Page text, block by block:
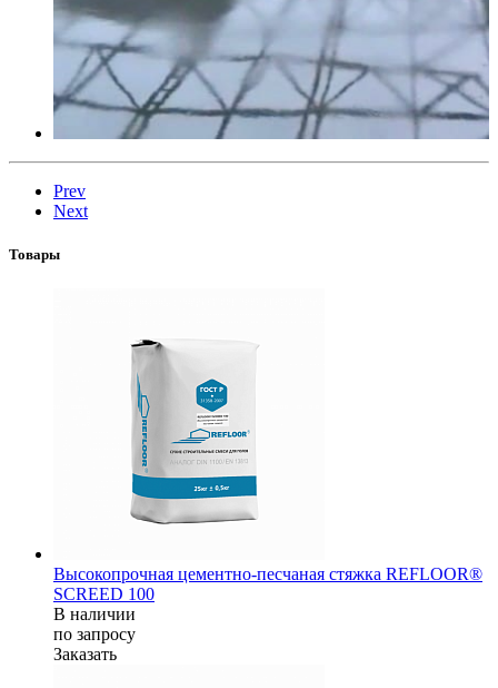
Prev
Next
Товары
Высокопрочная цементно-песчаная стяжка REFLOOR®
SCREED 100
В наличии
по запросу
Заказать